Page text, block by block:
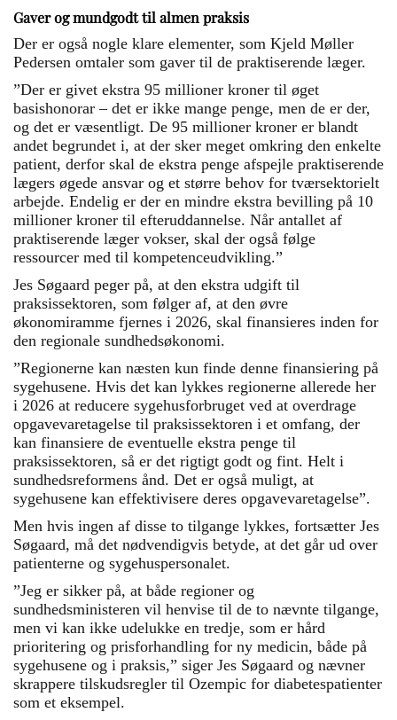
Gaver og mundgodt til almen praksis
Der er også nogle klare elementer, som Kjeld Møller
Pedersen omtaler som gaver til de praktiserende læger.
”Der er givet ekstra 95 millioner kroner til øget
basishonorar – det er ikke mange penge, men de er der,
og det er væsentligt. De 95 millioner kroner er blandt
andet begrundet i, at der sker meget omkring den enkelte
patient, derfor skal de ekstra penge afspejle praktiserende
lægers øgede ansvar og et større behov for tværsektorielt
arbejde. Endelig er der en mindre ekstra bevilling på 10
millioner kroner til efteruddannelse. Når antallet af
praktiserende læger vokser, skal der også følge
ressourcer med til kompetenceudvikling.”
Jes Søgaard peger på, at den ekstra udgift til
praksissektoren, som følger af, at den øvre
økonomiramme fjernes i 2026, skal finansieres inden for
den regionale sundhedsøkonomi.
”Regionerne kan næsten kun finde denne finansiering på
sygehusene. Hvis det kan lykkes regionerne allerede her
i 2026 at reducere sygehusforbruget ved at overdrage
opgavevaretagelse til praksissektoren i et omfang, der
kan finansiere de eventuelle ekstra penge til
praksissektoren, så er det rigtigt godt og fint. Helt i
sundhedsreformens ånd. Det er også muligt, at
sygehusene kan effektivisere deres opgavevaretagelse”.
Men hvis ingen af disse to tilgange lykkes, fortsætter Jes
Søgaard, må det nødvendigvis betyde, at det går ud over
patienterne og sygehuspersonalet.
”Jeg er sikker på, at både regioner og
sundhedsministeren vil henvise til de to nævnte tilgange,
men vi kan ikke udelukke en tredje, som er hård
prioritering og prisforhandling for ny medicin, både på
sygehusene og i praksis,” siger Jes Søgaard og nævner
skrappere tilskudsregler til Ozempic for diabetespatienter
som et eksempel.